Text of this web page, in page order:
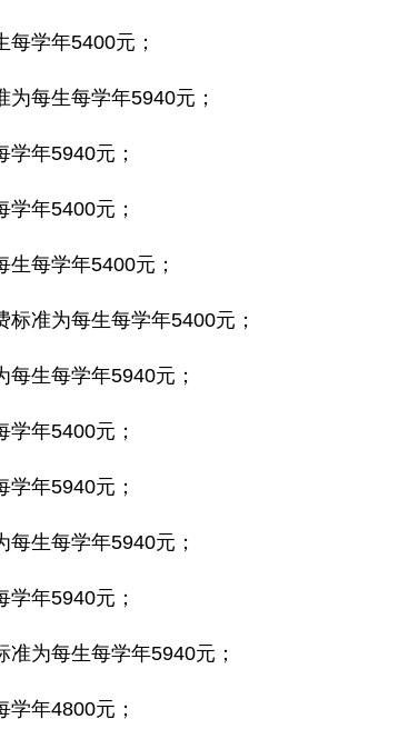
学年5400元；
每生每学年5940元；
年5940元；
年5400元；
每学年5400元；
准为每生每学年5400元；
生每学年5940元；
年5400元；
年5940元；
生每学年5940元；
年5940元；
为每生每学年5940元；
年4800元；